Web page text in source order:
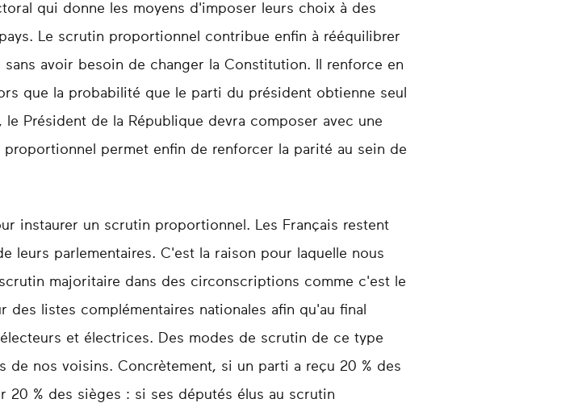
qui donne les moyens d'imposer leurs choix à des
Le scrutin proportionnel contribue enfin à rééquilibrer
avoir besoin de changer la Constitution. Il renforce en
que la probabilité que le parti du président obtienne seul
Président de la République devra composer avec une
permet enfin de renforcer la parité au sein de
instaurer un scrutin proportionnel. Les Français restent
leurs parlementaires. C'est la raison pour laquelle nous
majoritaire dans des circonscriptions comme c'est le
listes complémentaires nationales afin qu'au final
et électrices. Des modes de scrutin de ce type
de nos voisins. Concrètement, si un parti a reçu 20 % des
20 % des sièges : si ses députés élus au scrutin